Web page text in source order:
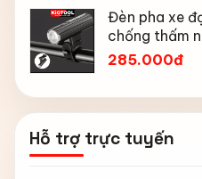
Đèn pha xe
chống thấm
285.000đ
Hỗ trợ trực tuyến